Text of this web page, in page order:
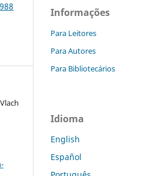
Informações
Para Leitores
Para Autores
Para Bibliotecários
Idioma
English
Español